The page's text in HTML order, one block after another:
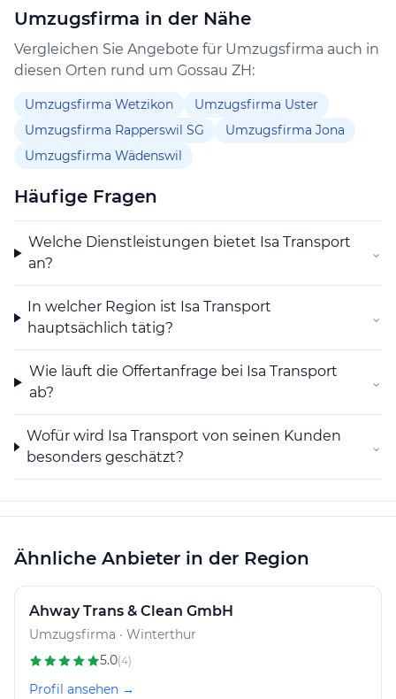
umfassende Lösung für Personen, die ihren Umzug in
Kombination aus fachlichem Können und
persönlichem Service zeichnet das Unternehmen aus.
Umzugsfirma in der Nähe
Vergleichen Sie Angebote für Umzugsfirma auch in
diesen Orten rund um Gossau ZH:
Umzugsfirma Wetzikon
Umzugsfirma Uster
Umzugsfirma Rapperswil SG
Umzugsfirma Jona
Umzugsfirma Wädenswil
Häufige Fragen
Welche Dienstleistungen bietet Isa Transport
an?
⌄
In welcher Region ist Isa Transport
hauptsächlich tätig?
⌄
Wie läuft die Offertanfrage bei Isa Transport
ab?
⌄
Wofür wird Isa Transport von seinen Kunden
besonders geschätzt?
⌄
Ähnliche Anbieter in der Region
Ahway Trans & Clean GmbH
Umzugsfirma · Winterthur
5.0(4)
Profil ansehen →